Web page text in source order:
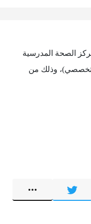
الصحة المدرسية
وذلك من